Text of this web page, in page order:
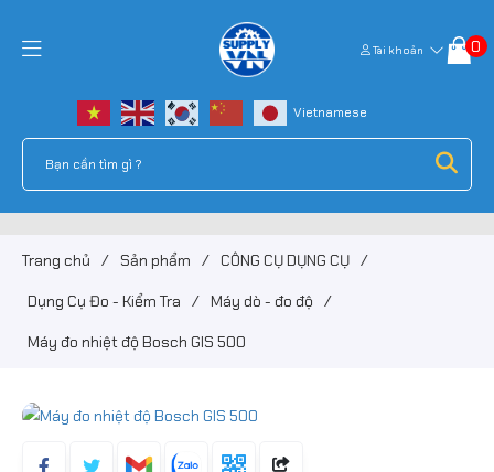
Tài khoản 0
Trang chủ / Sản phẩm / CÔNG CỤ DỤNG CỤ /
Dụng Cụ Đo - Kiểm Tra / Máy dò - đo độ /
Máy đo nhiệt độ Bosch GIS 500